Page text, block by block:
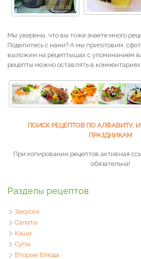
Мы уверены, что вы тоже знаете много
Поделитесь с нами? А мы приготовим,
выложим на рецептышах с упоминанием
рецепты можно оставлять в
ПОИСК РЕЦЕПТОВ ПО АЛФАВИТУ,
ПРАЗДНИКАМ
При копировании рецептов активная
обязательна!
Разделы рецептов
Закуски
Салаты
Каши
Супы
Вторые блюда